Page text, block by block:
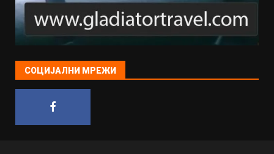
СОЦИЈАЛНИ МРЕЖИ